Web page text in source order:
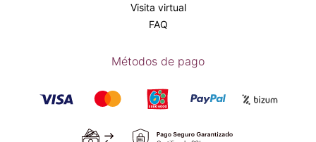
Visita virtual
FAQ
Métodos de pago